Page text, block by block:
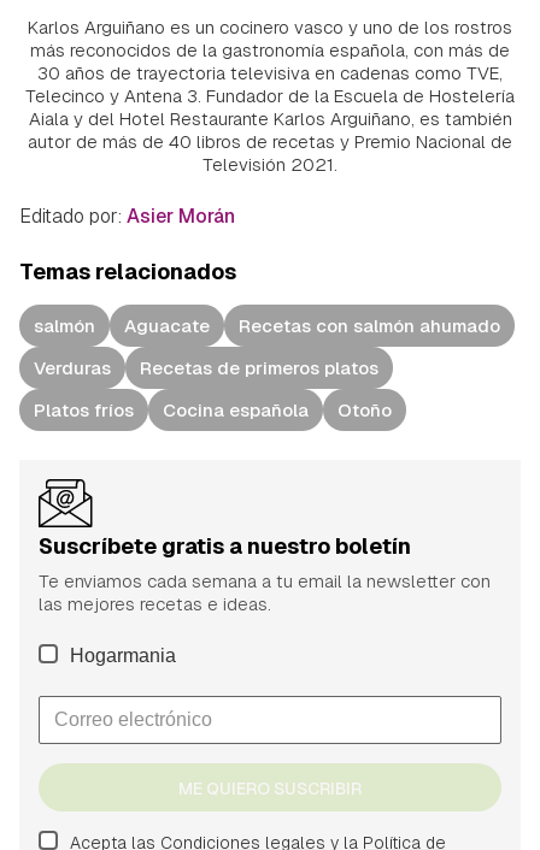
Karlos Arguiñano es un cocinero vasco y uno de los rostros
más reconocidos de la gastronomía española, con más de
30 años de trayectoria televisiva en cadenas como TVE,
Telecinco y Antena 3. Fundador de la Escuela de Hostelería
Aiala y del Hotel Restaurante Karlos Arguiñano, es también
autor de más de 40 libros de recetas y Premio Nacional de
Televisión 2021.
Editado por: Asier Morán
Temas relacionados
salmón Aguacate
Recetas con salmón ahumado
Verduras
Recetas de primeros platos
Platos fríos
Cocina española Otoño
Suscríbete gratis a nuestro boletín
Te enviamos cada semana a tu email la newsletter con
las mejores recetas e ideas.
Hogarmania
ME QUIERO SUSCRIBIR
Acepta las Condiciones legales y la Política de